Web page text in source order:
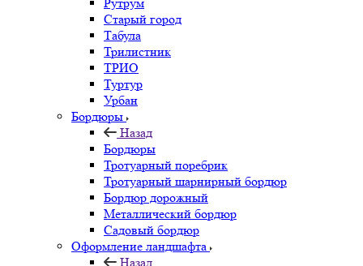
Старый город
Табула
Трилистник
ТРИО
Туртур
Урбан
Бордюры
Назад
Бордюры
Тротуарный поребрик
Тротуарный шарнирный бордюр
Бордюр дорожный
Металлический бордюр
Садовый бордюр
Оформление ландшафта
Назад